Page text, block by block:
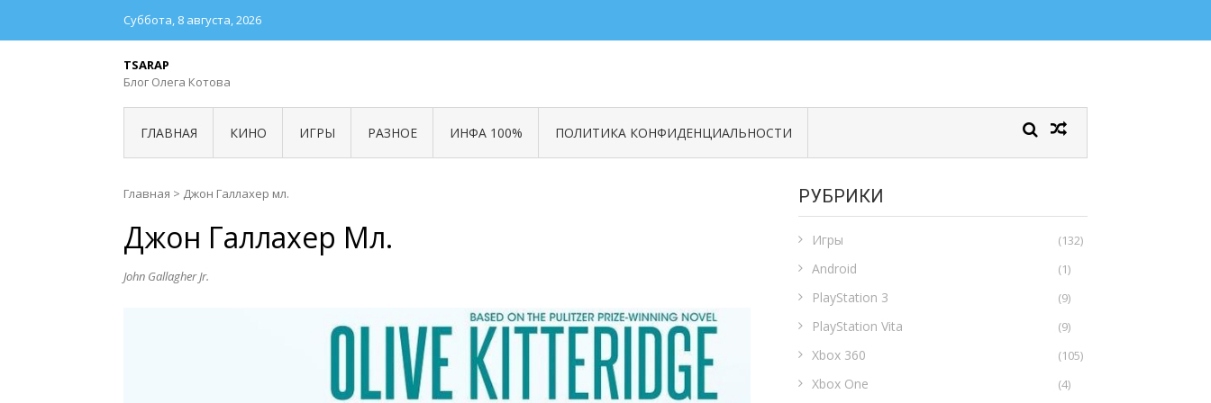
Суббота, 8 августа, 2026
TSARAP
Блог Олега Котова
ГЛАВНАЯ КИНО ИГРЫ РАЗНОЕ ИНФА 100% ПОЛИТИКА КОНФИДЕНЦИАЛЬНОСТИ
Главная > Джон Галлахер мл.
Джон Галлахер Мл.
John Gallagher Jr.
РУБРИКИ
Игры (132)
Android (1)
PlayStation 3 (9)
PlayStation Vita (9)
Xbox 360 (105)
Xbox One (4)